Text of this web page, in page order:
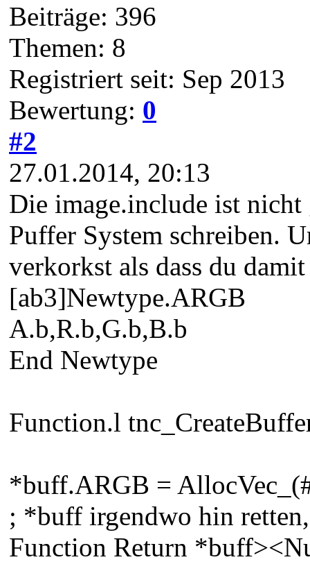
Beiträge: 396
Themen: 8
Registriert seit: Sep 2013
Bewertung: 0
#2
27.01.2014, 20:13
Die image.include ist nicht
Puffer System schreiben.
verkorkst als dass du
[ab3]Newtype.ARGB
A.b,R.b,G.b,B.b
End Newtype
Function.l
*buff.ARGB =
; *buff irgendwo hin
Function Return